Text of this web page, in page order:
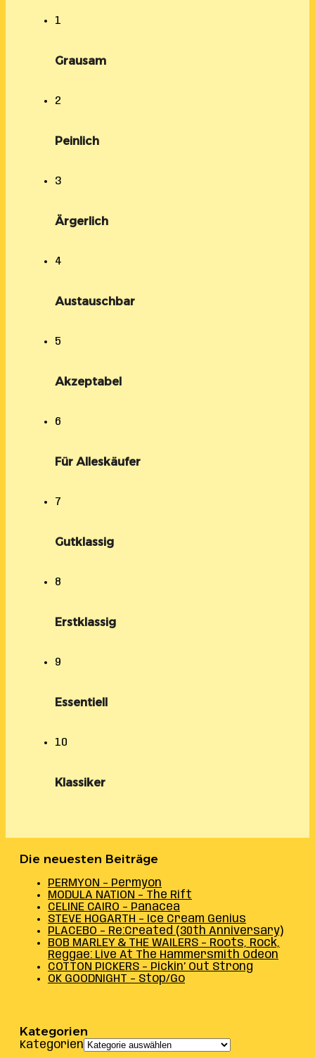
1
Grausam
2
Peinlich
3
Ärgerlich
4
Austauschbar
5
Akzeptabel
6
Für Alleskäufer
7
Gutklassig
8
Erstklassig
9
Essentiell
10
Klassiker
Die neuesten Beiträge
PERMYON – Permyon
MODULA NATION – The Rift
CELINE CAIRO – Panacea
STEVE HOGARTH – Ice Cream Genius
PLACEBO – Re:Created (30th Anniversary)
BOB MARLEY & THE WAILERS – Roots, Rock,
Reggae: Live At The Hammersmith Odeon
COTTON PICKERS – Pickin’ Out Strong
OK GOODNIGHT – Stop/Go
Kategorien
Kategorien